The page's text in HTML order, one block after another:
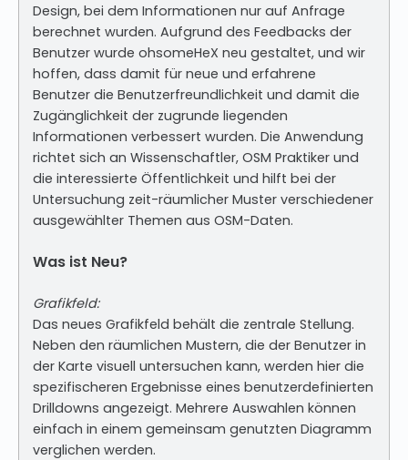
Design, bei dem Informationen nur auf Anfrage
berechnet wurden. Aufgrund des Feedbacks der
Benutzer wurde ohsomeHeX neu gestaltet, und wir
hoffen, dass damit für neue und erfahrene
Benutzer die Benutzerfreundlichkeit und damit die
Zugänglichkeit der zugrunde liegenden
Informationen verbessert wurden. Die Anwendung
richtet sich an Wissenschaftler, OSM Praktiker und
die interessierte Öffentlichkeit und hilft bei der
Untersuchung zeit-räumlicher Muster verschiedener
ausgewählter Themen aus OSM-Daten.
Was ist Neu?
Grafikfeld:
Das neues Grafikfeld behält die zentrale Stellung.
Neben den räumlichen Mustern, die der Benutzer in
der Karte visuell untersuchen kann, werden hier die
spezifischeren Ergebnisse eines benutzerdefinierten
Drilldowns angezeigt. Mehrere Auswahlen können
einfach in einem gemeinsam genutzten Diagramm
verglichen werden.